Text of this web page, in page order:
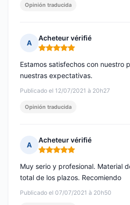
Opinión traducida
A
Acheteur vérifié
Nota: 5 de 5
Publicado el 12/07/2021 à 20h27
Estamos satisfechos con nuestro
nuestras expectativas.
Opinión traducida
A
Acheteur vérifié
Nota: 5 de 5
Publicado el 07/07/2021 à 20h50
Muy serio y profesional. Material
total de los plazos. Recomiendo